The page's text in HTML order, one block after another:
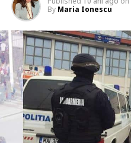
By Maria Ionescu